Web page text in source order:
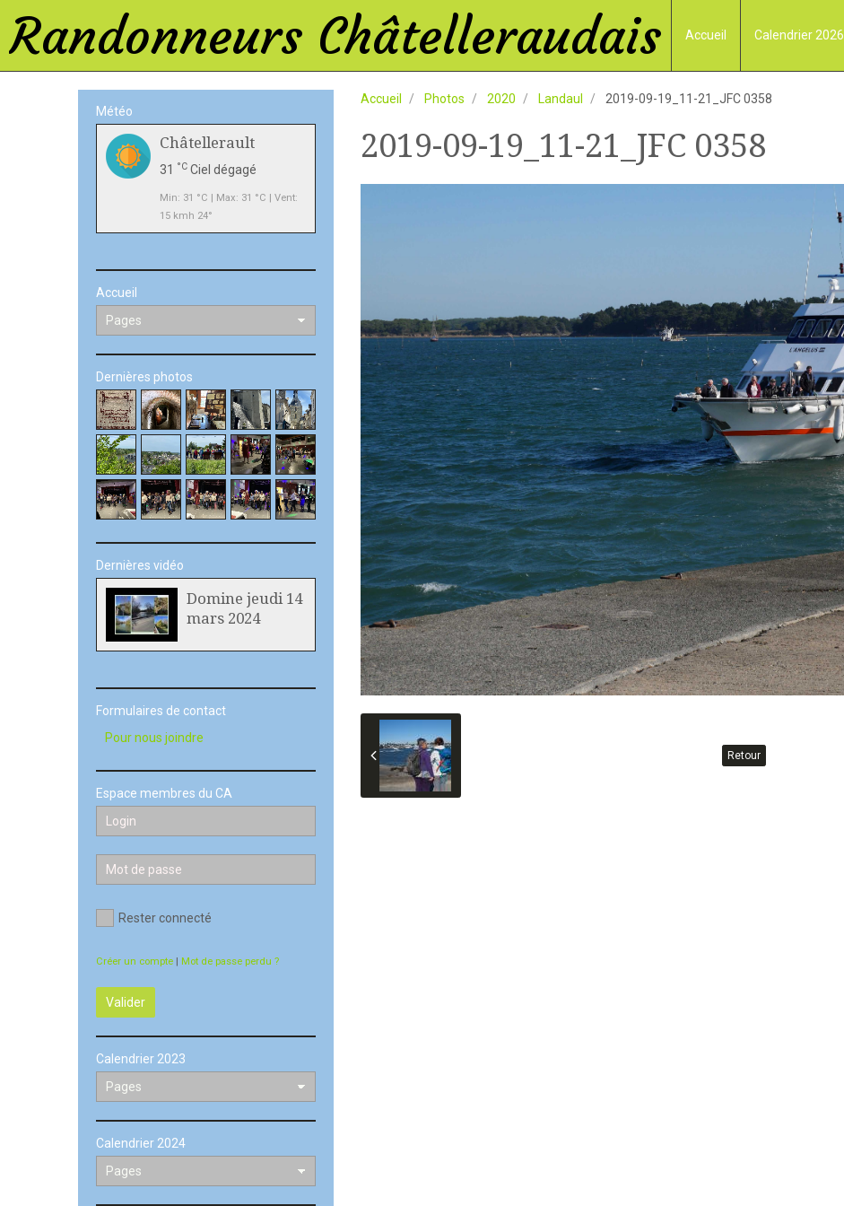
Randonneurs Châtelleraudais Accueil Calendrier 2026
Accueil Photos 2020 Landaul 2019-09-19_11-21_JFC 0358
2019-09-19_11-21_JFC 0358
Retour
Météo
Châtellerault
31 °C Ciel dégagé
Min: 31 °C | Max: 31 °C | Vent:
15 kmh 24°
Accueil
Dernières photos
Dernières vidéo
Domine jeudi 14
mars 2024
Formulaires de contact
Pour nous joindre
Espace membres du CA
Rester connecté
Créer un compte | Mot de passe perdu ?
Valider
Calendrier 2023
Calendrier 2024